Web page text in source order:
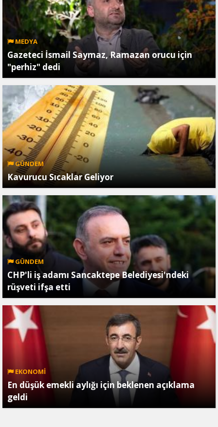
MEDYA
Gazeteci İsmail Saymaz, Ramazan orucu için
"perhiz" dedi
GÜNDEM
Kavurucu Sıcaklar Geliyor
GÜNDEM
CHP'li iş adamı Sancaktepe Belediyesi'ndeki
rüşveti ifşa etti
EKONOMİ
En düşük emekli aylığı için beklenen açıklama
geldi